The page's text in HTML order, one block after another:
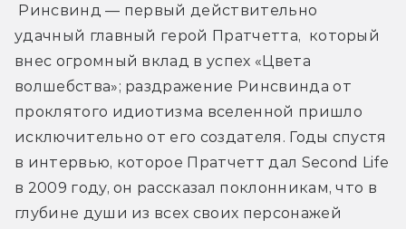
Ринсвинд — первый действительно
удачный главный герой Пратчетта,  который
внес огромный вклад в успех «Цвета
волшебства»; раздражение Ринсвинда от
проклятого идиотизма вселенной пришло
исключительно от его создателя. Годы спустя
в интервью, которое Пратчетт дал Second Life
в 2009 году, он рассказал поклонникам, что в
глубине души из всех своих персонажей